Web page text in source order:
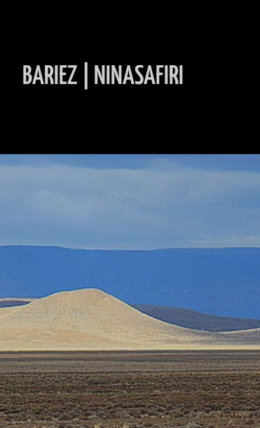
BARIEZ | NINASAFIRI